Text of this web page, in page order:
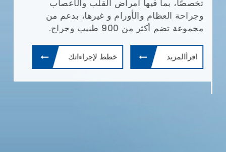
تخصصًا، بما فيها أمراض القلب والأعصاب
وجراحة العظام والأورام و غيرها، بدعم من
مجموعة تضم أكثر من 900 طبيب وجراح.
اقرأالمزيد خطط لإجراءاتك